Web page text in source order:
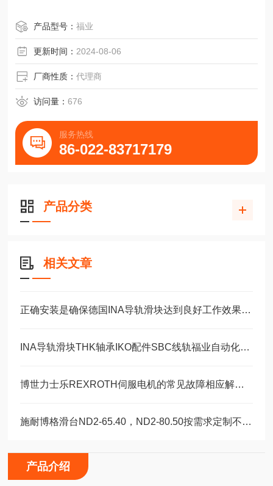
45-B-ESC满滚珠窄短型滑块INA直线导轨
产品型号：福业
更新时间： 2024-08-06
厂商性质：代理商
访问量：676
服务热线
86-022-83717179
产品分类
相关文章
正确安装是确保德国INA导轨滑块达到良好工作效果的关键
INA导轨滑块THK轴承IKO配件SBC线轨福业自动化选型
博世力士乐REXROTH伺服电机的常见故障相应解决方法分享
施耐博格滑台ND2-65.40，ND2-80.50按需求定制不同模具
产品介绍